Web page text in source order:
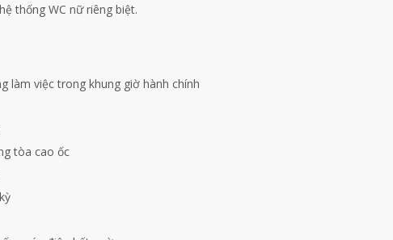
thống WC nữ riêng biệt.
làm việc trong khung giờ hành chính
tòa cao ốc